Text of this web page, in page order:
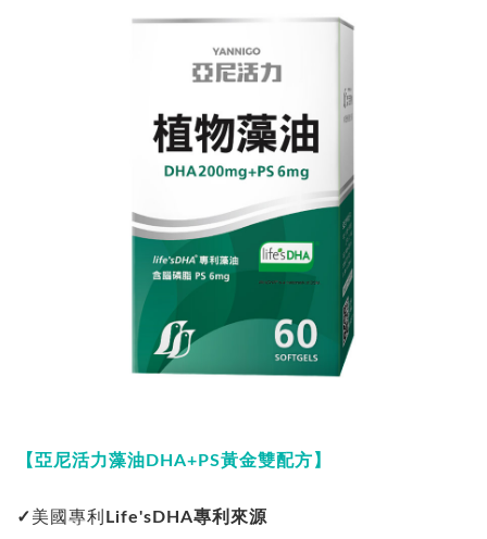
【亞尼活力藻油DHA+PS黃金雙配方】
✓美國專利 Life'sDHA專利來源